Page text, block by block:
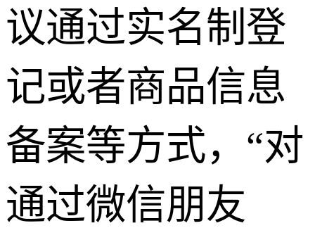
议通过实名制登
记或者商品信息
备案等方式，“对
通过微信朋友